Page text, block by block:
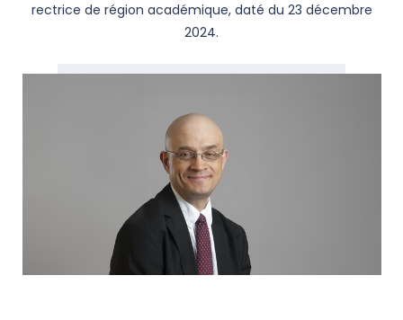
rectrice de région académique, daté du 23 décembre
2024.